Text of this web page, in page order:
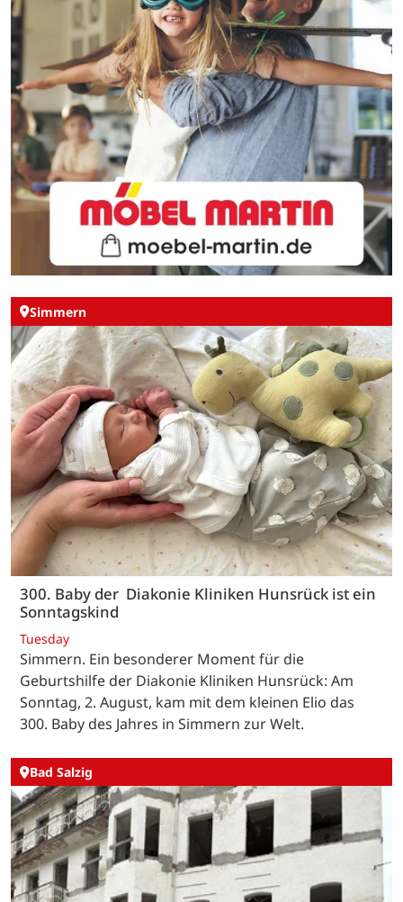
Simmern
300. Baby der Diakonie Kliniken Hunsrück ist ein
Sonntagskind
Tuesday
Simmern. Ein besonderer Moment für die
Geburtshilfe der Diakonie Kliniken Hunsrück: Am
Sonntag, 2. August, kam mit dem kleinen Elio das
300. Baby des Jahres in Simmern zur Welt.
Bad Salzig